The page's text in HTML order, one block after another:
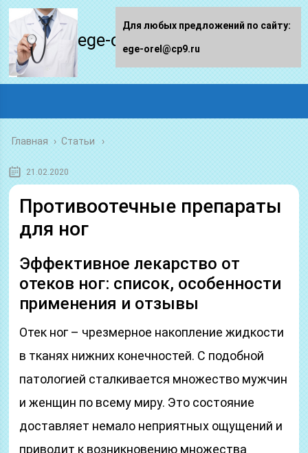
ege-orel.ru
Главная › Статьи
21.02.2020
Противоотечные препараты
для ног
Эффективное лекарство от
отеков ног: список, особенности
применения и отзывы
Отек ног – чрезмерное накопление жидкости
в тканях нижних конечностей. С подобной
патологией сталкивается множество мужчин
и женщин по всему миру. Это состояние
доставляет немало неприятных ощущений и
приводит к возникновению множества
Для любых предложений по сайту:
ege-orel@cp9.ru